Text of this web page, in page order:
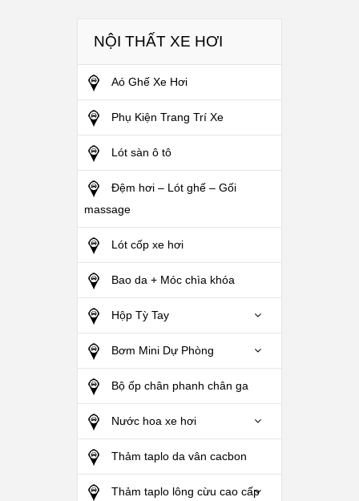
NỘI THẤT XE HƠI
Aó Ghế Xe Hơi
Phụ Kiện Trang Trí Xe
Lót sàn ô tô
Đệm hơi – Lót ghế – Gối
massage
Lót cốp xe hơi
Bao da + Móc chìa khóa
Hộp Tỳ Tay
Bơm Mini Dự Phòng
Bộ ốp chân phanh chân ga
Nước hoa xe hơi
Thảm taplo da vân cacbon
Thảm taplo lông cừu cao cấp